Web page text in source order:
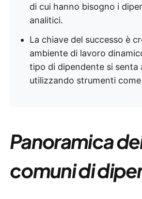
di cui hanno bisogno i
analitici.
La chiave del successo è
ambiente di lavoro
tipo di dipendente si senta
utilizzando strumenti
Panoramica
comuni di